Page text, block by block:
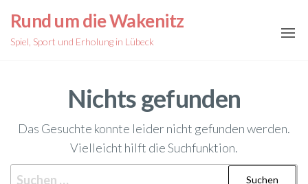
Inhalt
springen
Rund um die Wakenitz
Spiel, Sport und Erholung in Lübeck
Nichts gefunden
Das Gesuchte konnte leider nicht gefunden werden.
Vielleicht hilft die Suchfunktion.